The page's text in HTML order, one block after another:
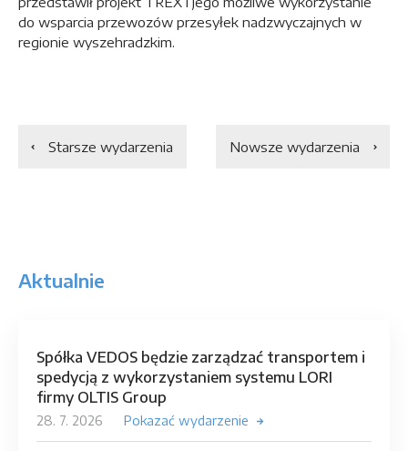
do wsparcia przewozów przesyłek nadzwyczajnych w
regionie wyszehradzkim.
Starsze wydarzenia Nowsze wydarzenia
Aktualnie
Spółka VEDOS będzie zarządzać transportem i
spedycją z wykorzystaniem systemu LORI
firmy OLTIS Group
28. 7. 2026 Pokazać wydarzenie